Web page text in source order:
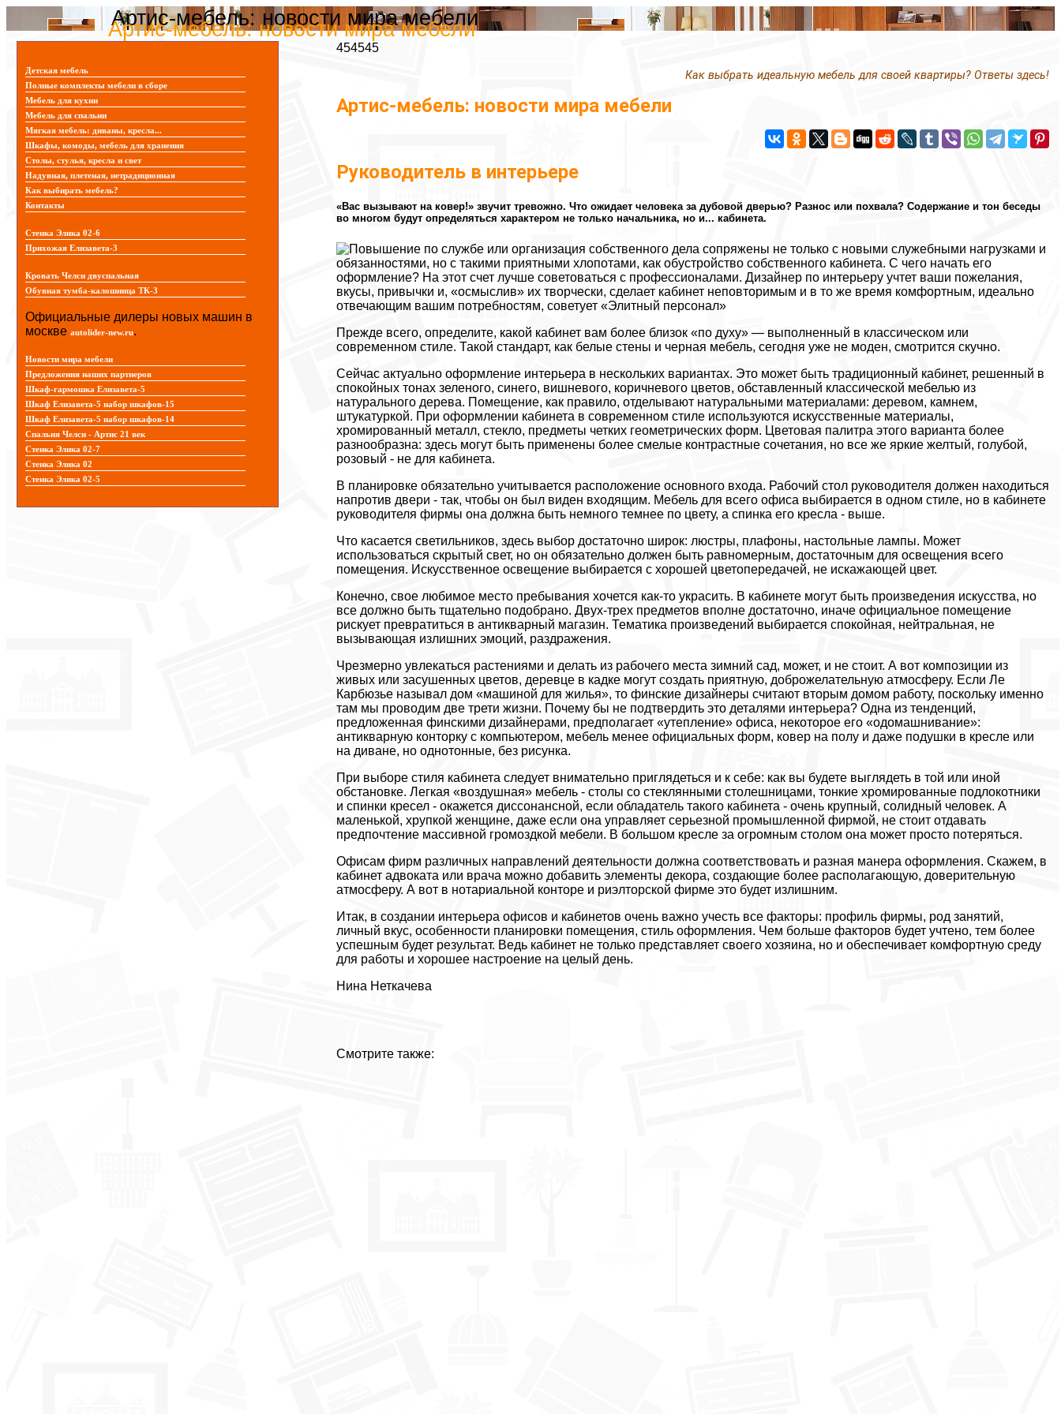
Артис-мебель: новости мира мебели
Артис-мебель: новости мира мебели
454545
Как выбрать идеальную мебель для своей квартиры? Ответы здесь!
Артис-мебель: новости мира мебели
Руководитель в интерьере
«Вас вызывают на ковер!» звучит тревожно. Что ожидает человека за дубовой дверью? Разнос или похвала? Содержание и тон беседы
во многом будут определяться характером не только начальника, но и... кабинета.
Повышение по службе или организация собственного дела сопряжены не только с новыми служебными нагрузками и
обязанностями, но с такими приятными хлопотами, как обустройство собственного кабинета. С чего начать его
оформление? На этот счет лучше советоваться с профессионалами. Дизайнер по интерьеру учтет ваши пожелания,
вкусы, привычки и, «осмыслив» их творчески, сделает кабинет неповторимым и в то же время комфортным, идеально
отвечающим вашим потребностям, советует «Элитный персонал»
Прежде всего, определите, какой кабинет вам более близок «по духу» — выполненный в классическом или
современном стиле. Такой стандарт, как белые стены и черная мебель, сегодня уже не моден, смотрится скучно.
Сейчас актуально оформление интерьера в нескольких вариантах. Это может быть традиционный кабинет, решенный в
спокойных тонах зеленого, синего, вишневого, коричневого цветов, обставленный классической мебелью из
натурального дерева. Помещение, как правило, отделывают натуральными материалами: деревом, камнем,
штукатуркой. При оформлении кабинета в современном стиле используются искусственные материалы,
хромированный металл, стекло, предметы четких геометрических форм. Цветовая палитра этого варианта более
разнообразна: здесь могут быть применены более смелые контрастные сочетания, но все же яркие желтый, голубой,
розовый - не для кабинета.
В планировке обязательно учитывается расположение основного входа. Рабочий стол руководителя должен находиться
напротив двери - так, чтобы он был виден входящим. Мебель для всего офиса выбирается в одном стиле, но в кабинете
руководителя фирмы она должна быть немного темнее по цвету, а спинка его кресла - выше.
Что касается светильников, здесь выбор достаточно широк: люстры, плафоны, настольные лампы. Может
использоваться скрытый свет, но он обязательно должен быть равномерным, достаточным для освещения всего
помещения. Искусственное освещение выбирается с хорошей цветопередачей, не искажающей цвет.
Конечно, свое любимое место пребывания хочется как-то украсить. В кабинете могут быть произведения искусства, но
все должно быть тщательно подобрано. Двух-трех предметов вполне достаточно, иначе официальное помещение
рискует превратиться в антикварный магазин. Тематика произведений выбирается спокойная, нейтральная, не
вызывающая излишних эмоций, раздражения.
Чрезмерно увлекаться растениями и делать из рабочего места зимний сад, может, и не стоит. А вот композиции из
живых или засушенных цветов, деревце в кадке могут создать приятную, доброжелательную атмосферу. Если Ле
Карбюзье называл дом «машиной для жилья», то финские дизайнеры считают вторым домом работу, поскольку именно
там мы проводим две трети жизни. Почему бы не подтвердить это деталями интерьера? Одна из тенденций,
предложенная финскими дизайнерами, предполагает «утепление» офиса, некоторое его «одомашнивание»:
антикварную конторку с компьютером, мебель менее официальных форм, ковер на полу и даже подушки в кресле или
на диване, но однотонные, без рисунка.
При выборе стиля кабинета следует внимательно приглядеться и к себе: как вы будете выглядеть в той или иной
обстановке. Легкая «воздушная» мебель - столы со стеклянными столешницами, тонкие хромированные подлокотники
и спинки кресел - окажется диссонансной, если обладатель такого кабинета - очень крупный, солидный человек. А
маленькой, хрупкой женщине, даже если она управляет серьезной промышленной фирмой, не стоит отдавать
предпочтение массивной громоздкой мебели. В большом кресле за огромным столом она может просто потеряться.
Офисам фирм различных направлений деятельности должна соответствовать и разная манера оформления. Скажем, в
кабинет адвоката или врача можно добавить элементы декора, создающие более располагающую, доверительную
атмосферу. А вот в нотариальной конторе и риэлторской фирме это будет излишним.
Итак, в создании интерьера офисов и кабинетов очень важно учесть все факторы: профиль фирмы, род занятий,
личный вкус, особенности планировки помещения, стиль оформления. Чем больше факторов будет учтено, тем более
успешным будет результат. Ведь кабинет не только представляет своего хозяина, но и обеспечивает комфортную среду
для работы и хорошее настроение на целый день.
Нина Неткачева
Смотрите также:
Детская мебель
Полные комплекты мебели в сборе
Мебель для кухни
Мебель для спальни
Мягкая мебель: диваны, кресла...
Шкафы, комоды, мебель для хранения
Столы, стулья, кресла и свет
Надувная, плетеная, нетрадиционная
Как выбирать мебель?
Контакты
Стенка Элика 02-6
Прихожая Елизавета-3
Кровать Челси двуспальная
Обувная тумба-калошница ТК-3
Официальные дилеры новых машин в
москве autolider-new.ru.
Новости мира мебели
Предложения наших партнеров
Шкаф-гармошка Елизавета-5
Шкаф Елизавета-5 набор шкафов-15
Шкаф Елизавета-5 набор шкафов-14
Спальня Челси - Артис 21 век
Стенка Элика 02-7
Стенка Элика 02
Стенка Элика 02-5